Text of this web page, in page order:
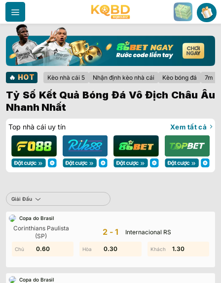
Bỏ
qua
dung
🔥 HOT Kèo nhà cái 5 Nhận định kèo nhà cái Kèo bóng đá 7m
Tỷ Số Kết Quả Bóng Đá Vô Địch Châu Âu
Nhanh Nhất
Top nhà cái uy tín Xem tất cả
Giải Đấu
Copa do Brasil
Corinthians Paulista
(SP)
2-1 Internacional RS
0.50 1.40 0.70
0.60 0.30 1.30
Copa do Brasil
Sbobet
Không có dữ liệu vui lòng chọn bộ lọc khác